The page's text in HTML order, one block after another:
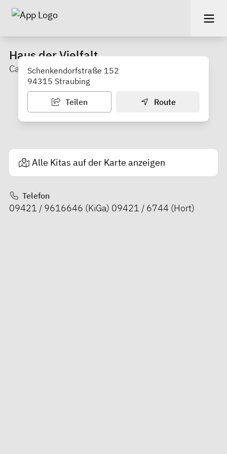
Haus der Vielfalt
Caritas Kindergarten & Hortgruppe
Schenkendorfstraße 152
94315 Straubing
Teilen Route
Alle Kitas auf der Karte anzeigen
Telefon
09421 / 9616646 (KiGa) 09421 / 6744 (Hort)